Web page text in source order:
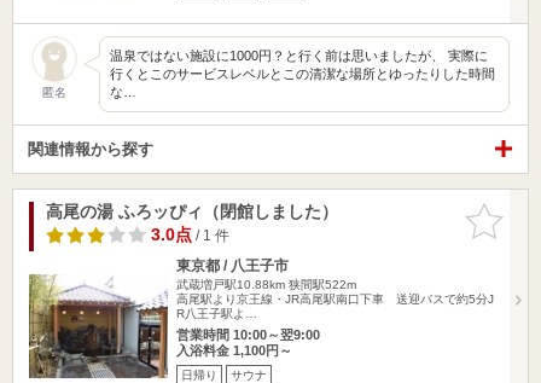
匿名
温泉ではない施設に1000円？と行く前は思いましたが、 実際に
行くとこのサービスレベルとこの清潔な場所とゆったりした時間
な…
関連情報から探す
お気に入
りに追加
高尾の湯 ふろッぴィ（閉館しました）
3.0点/ 1 件
東京都 / 八王子市
武蔵増戸駅10.88km 狭間駅522m
高尾駅より京王線・JR高尾駅南口下車 送迎バスで約5分J
R八王子駅よ…
営業時間 10:00～翌9:00
入浴料金 1,100円～
日帰り サウナ